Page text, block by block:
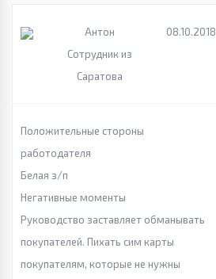
Антон
Сотрудник из
Саратова
08.10.2018
Положительные стороны
работодателя
Белая з/п
Негативные моменты
Руководство заставляет обманывать
покупателей. Пихать сим карты
покупателям, которые не нужны